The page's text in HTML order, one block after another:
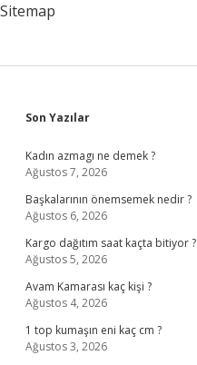
Sitemap
Sidebar
Son Yazılar
Kadın azmagı ne demek ?
Ağustos 7, 2026
Başkalarının önemsemek nedir ?
Ağustos 6, 2026
Kargo dağıtım saat kaçta bitiyor ?
Ağustos 5, 2026
Avam Kamarası kaç kişi ?
Ağustos 4, 2026
1 top kumaşın eni kaç cm ?
Ağustos 3, 2026